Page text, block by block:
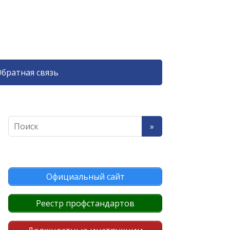
связь
Официальный сайт
Реестр профстандартов